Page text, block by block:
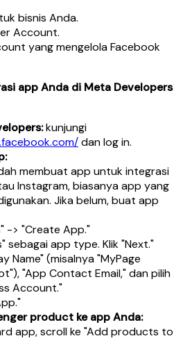
bisnis Anda.
Account.
yang mengelola Facebook
app Anda di Meta Developers
kunjungi
dan log in.
membuat app untuk integrasi
Instagram, biasanya app yang
Jika belum, buat app
-> "Create App."
sebagai app type. Klik "Next."
Name" (misalnya "MyPage
"App Contact Email," dan pilih
Account."
product ke app Anda:
app, scroll ke "Add products to